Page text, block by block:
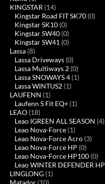
KINGSTAR (14)
Kingstar Road FIT SK70 (0)
Kingstar SK10 (0)
Kingstar SW40 (0)
Kingstar SW41 (0)
Lassa (8)
Lassa Driveways (0)
Lassa Multiways 2 (0)
Lassa SNOWAYS 4 (1)
Lassa WINTUS2 (1)
LAUFENN (1)
Laufenn S Fit EQ+ (1)
LEAO (18)
Leao IGREEN ALL SEASON (4)
Leao Nova-Force (1)
Leao Nova-Force Acro (3)
Leao Nova-Force HP (0)
Leao Nova-Force HP100 (0)
Leao WINTER DEFENDER HP
LINGLONG (1)
Matador (10)